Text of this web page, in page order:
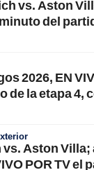
vs. Aston
del
2026, EN
de la etapa 4,
Aston Villa;
POR TV el